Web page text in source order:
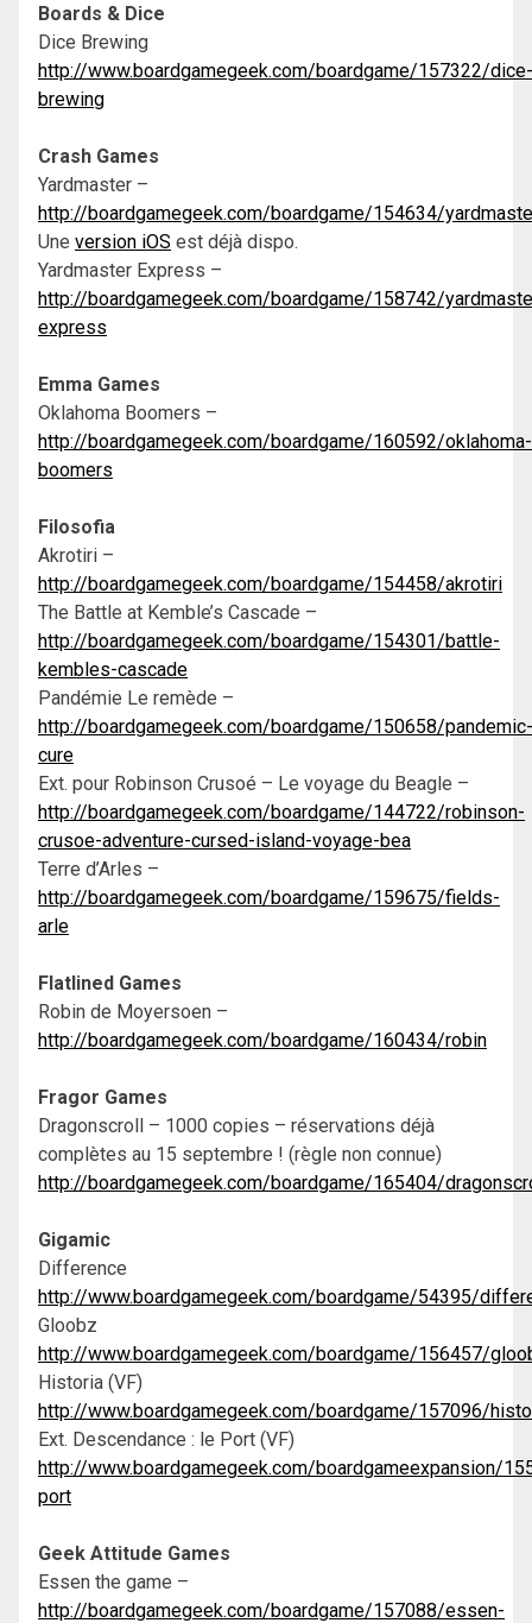
Boards & Dice
Dice Brewing
http://www.boardgamegeek.com/boardgame/157322/dice-
brewing
Crash Games
Yardmaster –
http://boardgamegeek.com/boardgame/154634/
Une version iOS est déjà dispo.
Yardmaster Express –
http://boardgamegeek.com/boardgame/158742/
express
Emma Games
Oklahoma Boomers –
http://boardgamegeek.com/boardgame/160592/oklahoma-
boomers
Filosofia
Akrotiri –
http://boardgamegeek.com/boardgame/154458/akrotiri
The Battle at Kemble’s Cascade –
http://boardgamegeek.com/boardgame/154301/battle-
kembles-cascade
Pandémie Le remède –
http://boardgamegeek.com/boardgame/150658/pandemic-
cure
Ext. pour Robinson Crusoé – Le voyage du Beagle –
http://boardgamegeek.com/boardgame/144722/robinson-
crusoe-adventure-cursed-island-voyage-bea
Terre d’Arles –
http://boardgamegeek.com/boardgame/159675/fields-
arle
Flatlined Games
Robin de Moyersoen –
http://boardgamegeek.com/boardgame/160434/robin
Fragor Games
Dragonscroll – 1000 copies – réservations déjà
complètes au 15 septembre ! (règle non connue)
http://boardgamegeek.com/boardgame/165404/
Gigamic
Difference
http://www.boardgamegeek.com/boardgame/54395/
Gloobz
http://www.boardgamegeek.com/boardgame/156457/
Historia (VF)
http://www.boardgamegeek.com/boardgame/157096/
Ext. Descendance : le Port (VF)
http://www.boardgamegeek.com/boardgameexpansion/
port
Geek Attitude Games
Essen the game –
http://boardgamegeek.com/boardgame/157088/essen-